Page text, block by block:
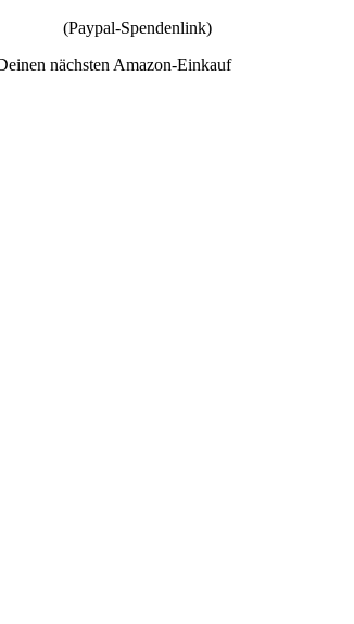
(Paypal-Spendenlink)
nächsten Amazon-Einkauf